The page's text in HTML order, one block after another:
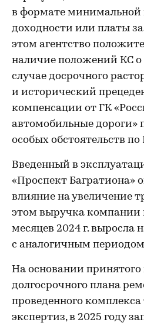
в формате минимальной
доходности или платы
этом агентство
наличие положений КС
случае досрочного
и исторический
компенсации от ГК
автомобильные дороги»
особых обстоятельств по
Введенный в
«Проспект Багратиона»
влияние на увеличение
этом выручка компании
месяцев 2024 г. выросла
с аналогичным периодом
На основании
долгосрочного плана
проведенного
экспертиз, в 2025 году